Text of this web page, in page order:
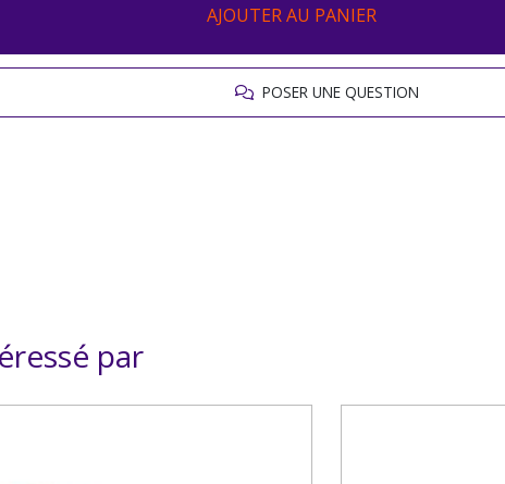
AJOUTER AU PANIER
POSER UNE QUESTION
par